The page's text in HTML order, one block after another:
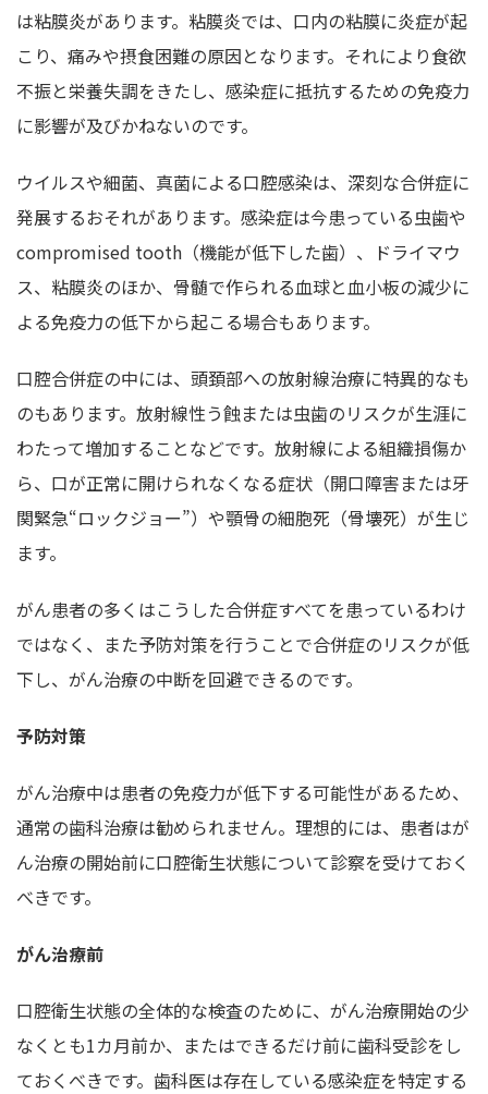
は粘膜炎があります。粘膜炎では、口内の粘膜に炎症が起
こり、痛みや摂食困難の原因となります。それにより食欲
不振と栄養失調をきたし、感染症に抵抗するための免疫力
に影響が及びかねないのです。
ウイルスや細菌、真菌による口腔感染は、深刻な合併症に
発展するおそれがあります。感染症は今患っている虫歯や
compromised tooth（機能が低下した歯）、ドライマウ
ス、粘膜炎のほか、骨髄で作られる血球と血小板の減少に
よる免疫力の低下から起こる場合もあります。
口腔合併症の中には、頭頚部への放射線治療に特異的なも
のもあります。放射線性う蝕または虫歯のリスクが生涯に
わたって増加することなどです。放射線による組織損傷か
ら、口が正常に開けられなくなる症状（開口障害または牙
関緊急“ロックジョー”）や顎骨の細胞死（骨壊死）が生じ
ます。
がん患者の多くはこうした合併症すべてを患っているわけ
ではなく、また予防対策を行うことで合併症のリスクが低
下し、がん治療の中断を回避できるのです。
予防対策
がん治療中は患者の免疫力が低下する可能性があるため、
通常の歯科治療は勧められません。理想的には、患者はが
ん治療の開始前に口腔衛生状態について診察を受けておく
べきです。
がん治療前
口腔衛生状態の全体的な検査のために、がん治療開始の少
なくとも1カ月前か、またはできるだけ前に歯科受診をし
ておくべきです。歯科医は存在している感染症を特定する